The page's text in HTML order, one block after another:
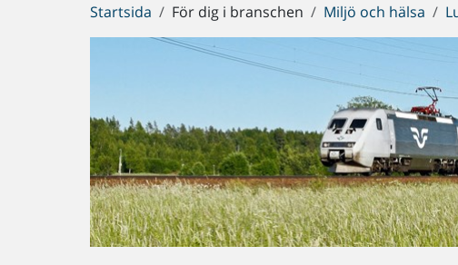
Du
är
Startsida För dig i branschen Miljö och hälsa